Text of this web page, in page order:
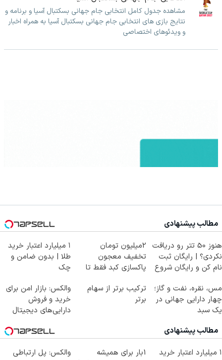
مشاهده جدول کامل انتخابی جام جهانی بسکتبال آسیا و برنامه و
نتایج بازی های انتخابی جام جهانی بسکتبال آسیا به همراه اخبار
و ویدئوهای اختصاصی
مطالب پیشنهادی
هنوز 50 تتر رو دریافت
نکردی؟ | رایگان ثبت
نام کن و رایگان شروع
2میلیون تومان
تخفیف معجون
پاکسازی کبد فقط تا
۱ میلیارد اعتبار خرید
طلا | بدون ضامن و
چک
مس، نقره، نفت و گاز؛
چهار دارایی جهانی در
یک سبد
ترکیب برتر از سهام
برتر
والکس: بازار امن برای
خرید و فروش
دارایی‌های دیجیتال
مطالب پیشنهادی
۱ میلیارد اعتبار خرید
1بار برای همیشه
والکس: پل ارتباطی